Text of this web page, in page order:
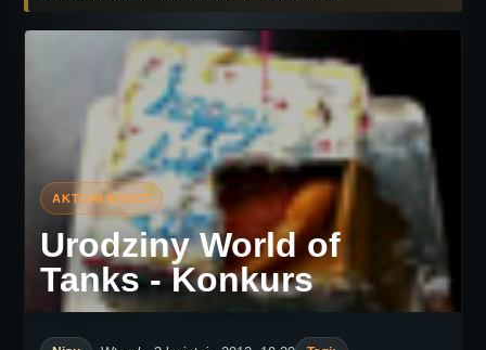
Urodziny World of
Tanks - Konkurs